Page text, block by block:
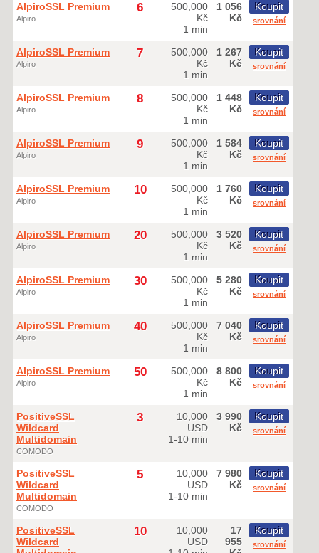
AlpiroSSL Premium
Alpiro
6
500,000
Kč
1 min
1 056
Kč
Koupit
srovnání
AlpiroSSL Premium
Alpiro
7
500,000
Kč
1 min
1 267
Kč
Koupit
srovnání
AlpiroSSL Premium
Alpiro
8
500,000
Kč
1 min
1 448
Kč
Koupit
srovnání
AlpiroSSL Premium
Alpiro
9
500,000
Kč
1 min
1 584
Kč
Koupit
srovnání
AlpiroSSL Premium
Alpiro
10
500,000
Kč
1 min
1 760
Kč
Koupit
srovnání
AlpiroSSL Premium
Alpiro
20
500,000
Kč
1 min
3 520
Kč
Koupit
srovnání
AlpiroSSL Premium
Alpiro
30
500,000
Kč
1 min
5 280
Kč
Koupit
srovnání
AlpiroSSL Premium
Alpiro
40
500,000
Kč
1 min
7 040
Kč
Koupit
srovnání
AlpiroSSL Premium
Alpiro
50
500,000
Kč
1 min
8 800
Kč
Koupit
srovnání
PositiveSSL
Wildcard
Multidomain
COMODO
3
10,000
USD
1-10 min
3 990
Kč
Koupit
srovnání
PositiveSSL
Wildcard
Multidomain
COMODO
5
10,000
USD
1-10 min
7 980
Kč
Koupit
srovnání
PositiveSSL
Wildcard
10
10,000
USD
17
955
Koupit
srovnání